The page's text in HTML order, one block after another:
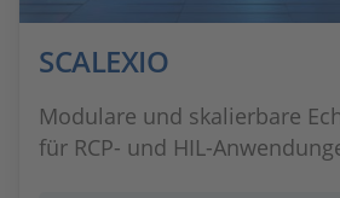
SCALEXIO
Modulare und skalierbare
für RCP- und HIL-